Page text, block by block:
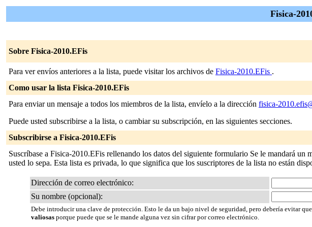
Fisica-
Sobre Fisica-2010.EFis
Para ver envíos anteriores a la lista, puede visitar los archivos de Fisica-2010.EFis .
Como usar la lista Fisica-2010.EFis
Para enviar un mensaje a todos los miembros de la lista, envíelo a la dirección fisica-
Puede usted subscribirse a la lista, o cambiar su subscripción, en las siguientes secciones.
Subscribirse a Fisica-2010.EFis
Suscríbase a Fisica-2010.EFis rellenando los datos del siguiente formulario Se le mandará
usted lo sepa. Esta lista es privada, lo que significa que los suscriptores de la lista no están
Dirección de correo electrónico:
Su nombre (opcional):
Debe introducir una clave de protección. Esto le da un bajo nivel de seguridad, pero debería evitar
valiosas porque puede que se le mande alguna vez sin cifrar por correo electrónico.